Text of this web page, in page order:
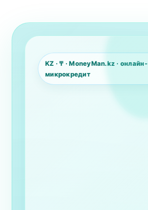
KZ · ₸ · MoneyMan.kz · онлайн-
микрокредит